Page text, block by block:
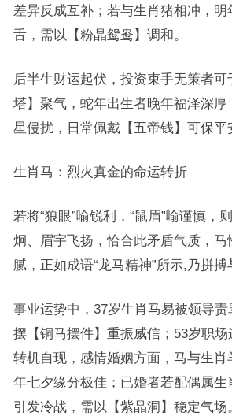
差异反成互补；若与生肖猪相冲，明
舌，需以【粉晶鸳鸯】调和。
后半生财运起伏，投资束手无策者可
塔】聚气，蛇年出生者晚年福泽深厚
星侵扰，日常佩戴【五帝钱】可保平
生肖马：烈火真金的命运转折
若将“狼眼”喻锐利，“鼠眉”喻谨慎，
炯、眉宇飞扬，恰合此矛盾气质，马
腻，正如成语“龙马精神”所示,乃拼搏
事业运势中，37岁生肖马易被领导
摆【铜马摆件】重振威信；53岁职
转机自现，感情婚姻方面，马与生肖
年七夕缘分极佳；已婚者若配偶属生
引发冷战，需以【紫晶洞】稳定气场